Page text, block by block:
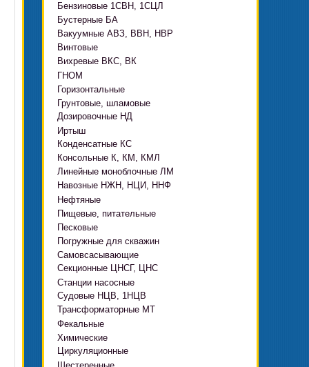
Boosta-APD установки
Бензиновые 1СВН, 1СЦЛ
Бустерные БА
Вакуумные АВЗ, ВВН, НВР
Винтовые
Вихревые ВКС, ВК
ГНОМ
Грязевые
Ф, Фр
с HMS Control
Горизонтальные
Д, 1Д
ЦН
DeLium
Грунтовые, шламовые
ГРАТ, ГРАК, ГРАР
ВШН
Дозировочные НД
Иртыш
ПФ, НФ, ПД
ЦМЛ
ЦМК
Конденсатные КС
Консольные К, КМ, КМЛ
Линейные моноблочные ЛМ
Навозные НЖН, НЦИ, ННФ
Нефтяные
НВ, НВЕ, НДВ
КМC
4(5,6)НК
КМХ Адонис
Пищевые, питательные
ОНЦ, СНЦ
ЦВК
ПЭ
Поршневые на пару
Песковые
П, ПР, ПБ, ПК, ПРВП
ППР, ППК вертикальные
Погружные для скважин
ЭЦВ Ливнынасос
ЭЦВ Промбурвод
2ЭЦВ
БЦП М
CRS
СПА 4
Самовсасывающие
АНС
С-569
С-245
Секционные ЦНСГ, ЦНС
Станции насосные
СУЗ, HMS Control
Автоматические САУ
Садовые Ингро CAM
Судовые НЦВ, 1НЦВ
Трансформаторные МТ
Фекальные
СМ, 1СМ, 2СМ
СД, СДВ
Химические
Х
Циркуляционные